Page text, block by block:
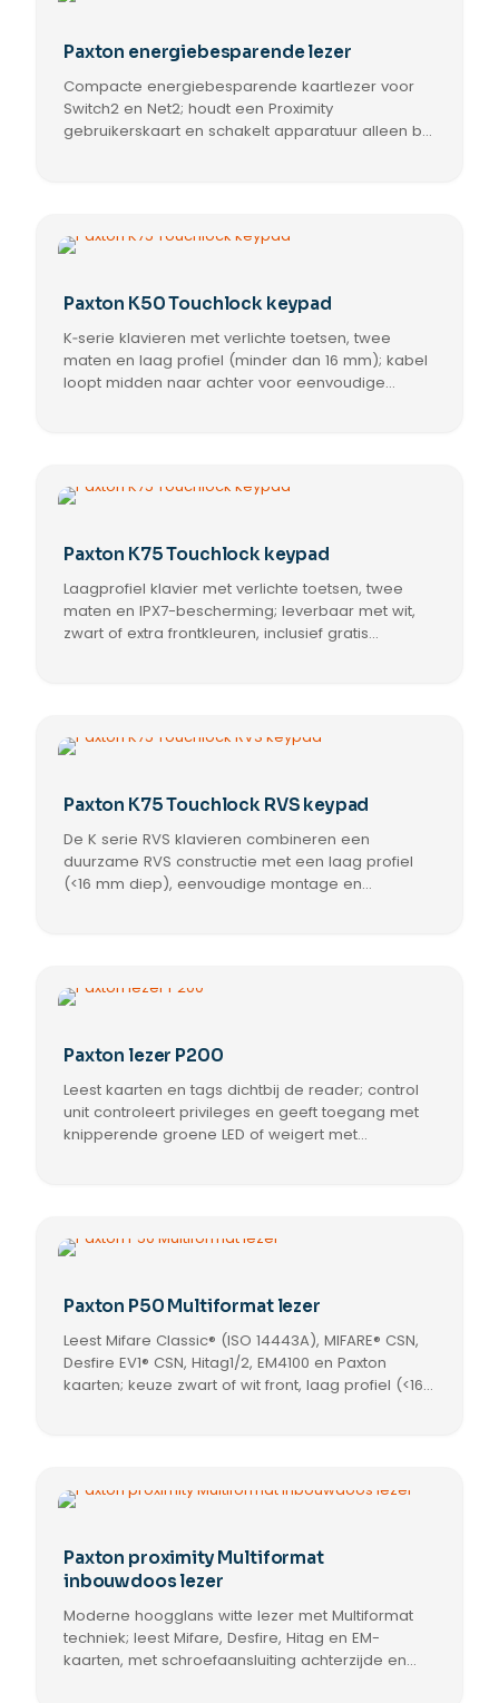
Paxton energiebesparende lezer
Compacte energiebesparende kaartlezer voor
Switch2 en Net2; houdt een Proximity
gebruikerskaart en schakelt apparatuur alleen bij
Paxton K50 Touchlock keypad
K‑serie klavieren met verlichte toetsen, twee
maten en laag profiel (minder dan 16 mm); kabel
loopt midden naar achter voor eenvoudige
Paxton K75 Touchlock keypad
Laagprofiel klavier met verlichte toetsen, twee
maten en IPX7-bescherming; leverbaar met wit,
zwart of extra frontkleuren, inclusief gratis
Paxton K75 Touchlock RVS keypad
De K serie RVS klavieren combineren een
duurzame RVS constructie met een laag profiel
(<16 mm diep), eenvoudige montage en
Paxton lezer P200
Leest kaarten en tags dichtbij de reader; control
unit controleert privileges en geeft toegang met
knipperende groene LED of weigert met
Paxton P50 Multiformat lezer
Leest Mifare Classic® (ISO 14443A), MIFARE® CSN,
Desfire EV1® CSN, Hitag1/2, EM4100 en Paxton
kaarten; keuze zwart of wit front, laag profiel (<16
Paxton proximity Multiformat
inbouwdoos lezer
Moderne hoogglans witte lezer met Multiformat
techniek; leest Mifare, Desfire, Hitag en EM-
kaarten, met schroefaansluiting achterzijde en